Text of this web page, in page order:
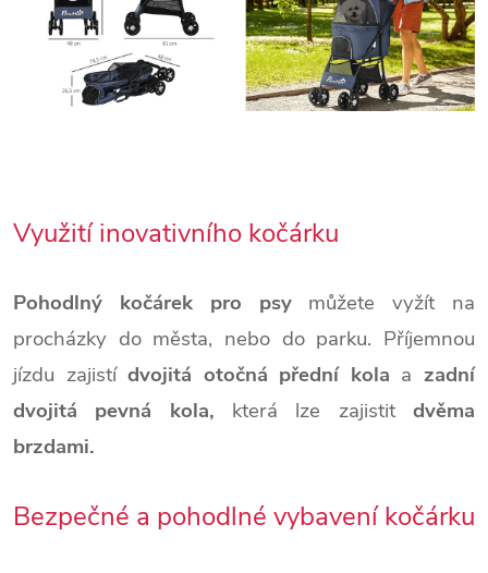
Využití inovativního kočárku
Pohodlný kočárek pro psymůžete vyžít na
procházky do města, nebo do parku. Příjemnou
jízdu zajistídvojitá otočná přední kola a zadní
dvojitá pevná kola, která lze zajistitdvěma
brzdami.
Bezpečné a pohodlné vybavení kočárku